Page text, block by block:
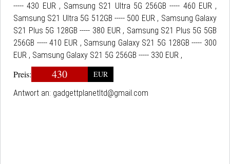
----- 430 EUR , Samsung S21 Ultra 5G 256GB ----- 460 EUR ,
Samsung S21 Ultra 5G 512GB ----- 500 EUR , Samsung Galaxy
S21 Plus 5G 128GB ----- 380 EUR , Samsung S21 Plus 5G 5GB
256GB ----- 410 EUR , Samsung Galaxy S21 5G 128GB ----- 300
EUR , Samsung Galaxy S21 5G 256GB ----- 330 EUR ,
Preis: 430
EUR
Antwort an: gadgettplanetltd@gmail.com